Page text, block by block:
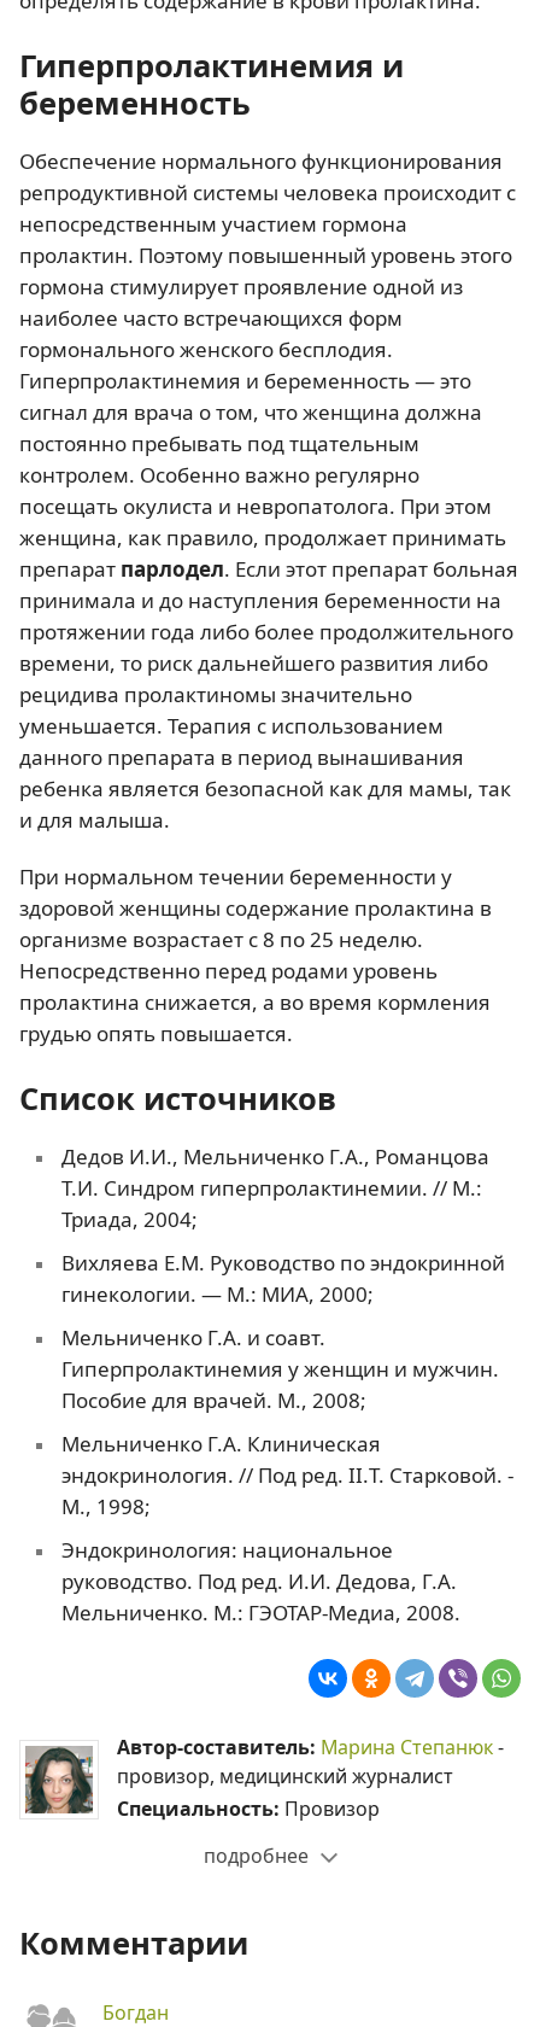
Гиперпролактинемия и
беременность
Обеспечение нормального функционирования
репродуктивной системы человека происходит с
непосредственным участием гормона
пролактин. Поэтому повышенный уровень этого
гормона стимулирует проявление одной из
наиболее часто встречающихся форм
гормонального женского бесплодия.
Гиперпролактинемия и беременность — это
сигнал для врача о том, что женщина должна
постоянно пребывать под тщательным
контролем. Особенно важно регулярно
посещать окулиста и невропатолога. При этом
женщина, как правило, продолжает принимать
препарат парлодел. Если этот препарат больная
принимала и до наступления беременности на
протяжении года либо более продолжительного
времени, то риск дальнейшего развития либо
рецидива пролактиномы значительно
уменьшается. Терапия с использованием
данного препарата в период вынашивания
ребенка является безопасной как для мамы, так
и для малыша.
При нормальном течении беременности у
здоровой женщины содержание пролактина в
организме возрастает с 8 по 25 неделю.
Непосредственно перед родами уровень
пролактина снижается, а во время кормления
грудью опять повышается.
Список источников
Дедов И.И., Мельниченко Г.А., Романцова
Т.И. Синдром гиперпролактинемии. // М.:
Триада, 2004;
Вихляева Е.М. Руководство по эндокринной
гинекологии. — М.: МИА, 2000;
Мельниченко Г.А. и соавт.
Гиперпролактинемия у женщин и мужчин.
Пособие для врачей. М., 2008;
Мельниченко Г.А. Клиническая
эндокринология. // Под ред. II.Т. Старковой. -
М., 1998;
Эндокринология: национальное
руководство. Под ред. И.И. Дедова, Г.А.
Мельниченко. М.: ГЭОТАР-Медиа, 2008.
Автор-составитель: Марина Степанюк-
провизор, медицинский журналист
Специальность: Провизор
подробнее
Комментарии
Богдан